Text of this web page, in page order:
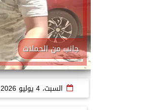
جانب من الحملات
السبت، 4 يوليو 2026